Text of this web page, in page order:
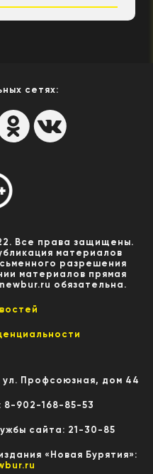
сетях:
Все права защищены.
материалов
разрешения
материалов прямая
обязательна.
Профсоюзная, дом 44
8-902-168-85-53
сайта: 21-30-85
«Новая Бурятия»: